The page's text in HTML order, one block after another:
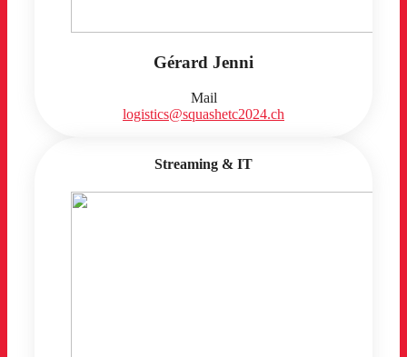
Gérard Jenni
Mail
logistics@squashetc2024.ch
Streaming & IT